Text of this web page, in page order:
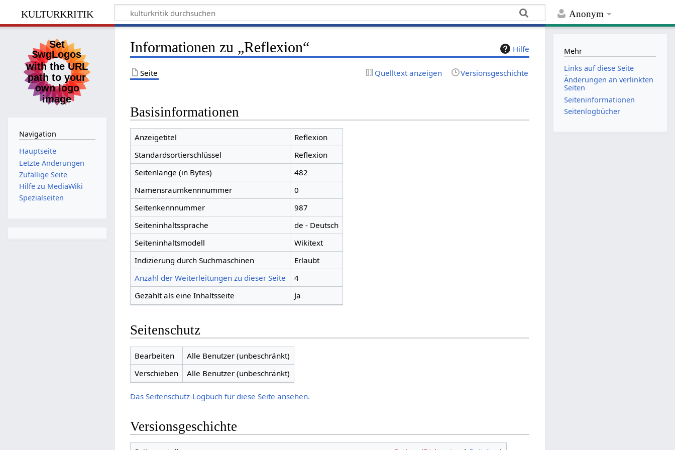
Anonym
kulturkritik
Hilfe
Informationen zu „Reflexion“
Seite Quelltext anzeigen Versionsgeschichte
Basisinformationen
Anzeigetitel
Reflexion
Standardsortierschlüssel
Reflexion
Seitenlänge (in Bytes)
482
Namensraumkennnummer
0
Seitenkennnummer
987
Seiteninhaltssprache
de - Deutsch
Seiteninhaltsmodell
Wikitext
Indizierung durch Suchmaschinen
Erlaubt
Anzahl der Weiterleitungen zu dieser Seite
4
Gezählt als eine Inhaltsseite
Ja
Seitenschutz
Bearbeiten
Alle Benutzer (unbeschränkt)
Verschieben
Alle Benutzer (unbeschränkt)
Das Seitenschutz-Logbuch für diese Seite ansehen.
Versionsgeschichte
Navigation
Hauptseite
Letzte Änderungen
Zufällige Seite
Hilfe zu MediaWiki
Spezialseiten
Mehr
Links auf diese Seite
Änderungen an verlinkten
Seiten
Seiten­­informationen
Seitenlogbücher